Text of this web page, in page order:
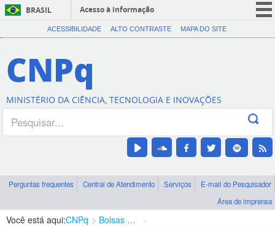
BRASIL
Acesso à informação
CORONAVÍRUS (COVID-19)
Canais
ACESSIBILIDADE ALTO CONTRASTE MAPA DO SITE
CNPq
MINISTÉRIO DA CIÊNCIA, TECNOLOGIA E INOVAÇÕES
Perguntas frequentes Central de Atendimento Serviços
E-mail do Pesquisador
Área de imprensa
Você está aqui:CNPq Bolsas e Auxílios Vigentes